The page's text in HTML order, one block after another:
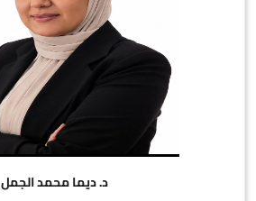
د. ديما محمد الجمل